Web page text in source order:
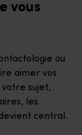
vous
ou
aimer vos
votre sujet,
les
central.